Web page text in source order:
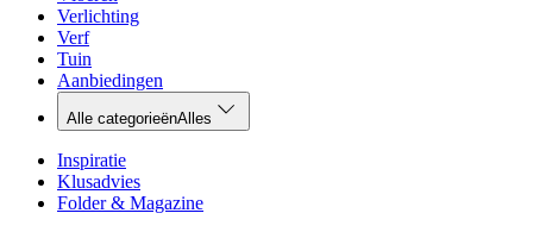
Verlichting
Verf
Tuin
Aanbiedingen
Alle categorieënAlles
Inspiratie
Klusadvies
Folder & Magazine